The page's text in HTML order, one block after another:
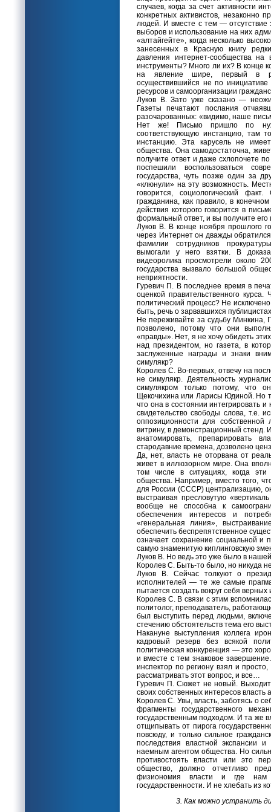
случаев, когда за счет активности
конкретных активистов, незаконно
людей. И вместе с тем — отсутствие
выборов и использование на них
«алтайгейте», когда несколько
занесенных в Красную книгу
давления интернет-сообщества
инструменты? Много ли их? В конце
на явление шире, первый в
осуществившийся не по инициативе
ресурсов и самоорганизации
Луков В. Зато уже сказано —
Газеты печатают послания
разочарованных: «видимо, наше
Нет же! Письмо пришло по
соответствующую инстанцию, там
инстанцию. Эта карусель не
общества. Она самодостаточна,
получите ответ и даже схлопочете
поспешили воспользоваться
государства, чуть позже один за
«клюнули» на эту возможность.
говорится, социологический
гражданина, как правило, в
действия которого говорится в
формальный ответ, и вы получите
Луков В. В конце ноября прошлого
через Интернет он дважды
фамилии сотрудников
вымогали у него взятки. В
видеоролика просмотрели около
государства вызвало большой
неприятности.
Гуревич П. В последнее время в
оценкой правительственного
политический процесс? Не
быть, речь о зарвавшихся
Не переживайте за судьбу Минкина,
позволено, потому что они
«правды». Нет, я не хочу обидеть
над президентом, но газета, в
заслуженные награды и знаки
симулякр?
Королев С. Во-первых, отвечу на
не симулякр. Деятельность
симулякром только потому, что
Щекочихина или Ларисы Юдиной. Но
что она в состоянии интегрировать и
свидетельство свободы слова, т.е.
оппозиционности для собственной
витрину, в демонстрационный
анатомировать, препарировать
стародавние времена, дозволено
Да, нет, власть не оторвана от
живет в иллюзорном мире. Она
том числе в ситуациях, когда
общества. Например, вместо того,
для России (СССР) централизацию,
выстраивая пресловутую
вообще не способна к
обеспечения интересов и
«генеральная линия»,
обеспечить беспрепятственное
означает сохранение социальной и
самую знаменитую киплинговскую
Луков В. Но ведь это уже было в
Королев С. Быть-то было, но никуда
Луков В. Сейчас толкуют о
исполнителей — те же самые
пытается создать вокруг себя
Королев С. В связи с этим
политолог, преподаватель,
был выступить перед людьми,
стечению обстоятельств тема его
Накануне выступления коллега
кадровый резерв без всякой
политическая конкуренция — это
и вместе с тем знаковое
инспектор по региону взял и
рассматривать этот вопрос, и все…
Гуревич П. Сюжет не новый.
своих собственных интересов
Королев С. Увы, власть, заботясь о
фрагменты государственного
государственным подходом. И та же
отщипывать от пирога
повсюду, и только сильное
последствия властной экспансии и
наемным агентом общества. Но
противостоять власти или это
общество, должно отчетливо
физиономия власти и где нам
государственности. И не хлебать из
3. Как можно устранить